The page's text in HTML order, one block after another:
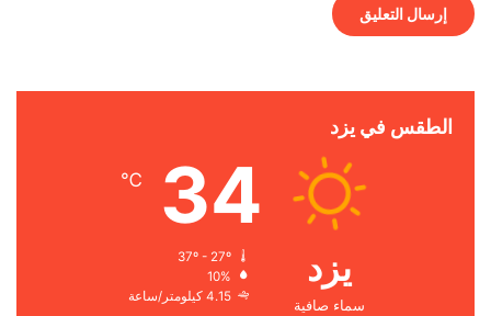
الطقس في يزد
يزد
سماء صافية
34
℃
10%
4.15 كيلومتر/ساعة